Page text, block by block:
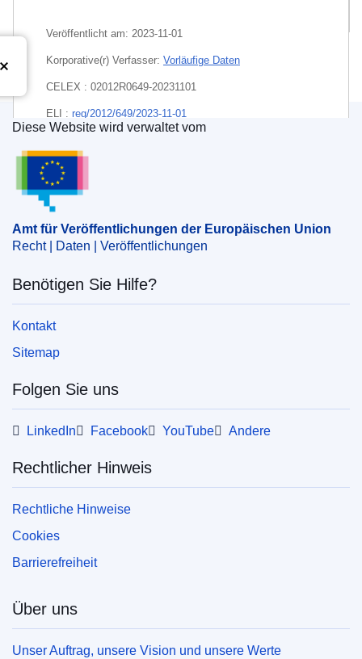
Veröffentlicht am: 2023-11-01
Korporative(r) Verfasser: Vorläufige Daten
CELEX : 02012R0649-20231101
ELI : reg/2012/649/2023-11-01
EDITION : f3981912-f17d-11ec-a534-01aa75ed71a1
EDITION : c8f9c111-e191-11ea-ad25-01aa75ed71a1
EDITION : 393edd90-77f8-11ee-99ba-01aa75ed71a1
EDITION : 561dddfd-f391-11ef-b7db-01aa75ed71a1
Amt für Veröffentlichungen der Europäischen
Diese Website wird verwaltet vom
Amt für Veröffentlichungen der Europäischen Union
Recht | Daten | Veröffentlichungen
Benötigen Sie Hilfe?
Kontakt
Sitemap
Folgen Sie uns
LinkedIn Facebook YouTube Andere
Rechtlicher Hinweis
Rechtliche Hinweise
Cookies
Barrierefreiheit
Über uns
Unser Auftrag, unsere Vision und unsere Werte